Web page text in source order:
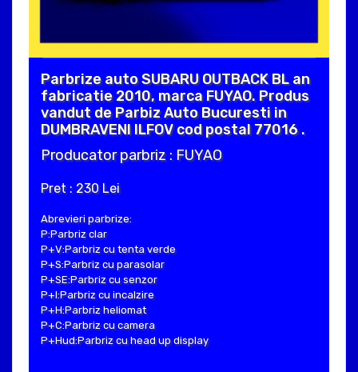
Parbrize auto SUBARU OUTBACK BL an
fabricatie 2010, marca FUYAO. Produs
vandut de Parbiz Auto Bucuresti in
DUMBRAVENI ILFOV cod postal 77016 .
Producator parbriz : FUYAO
Pret : 230 Lei
Abrevieri parbrize:
P:Parbriz clar
P+V:Parbriz cu tenta verde
P+S:Parbriz cu parasolar
P+SE:Parbriz cu senzor
P+I:Parbriz cu incalzire
P+H:Parbriz heliomat
P+C:Parbriz cu camera
P+Hud:Parbriz cu head up display